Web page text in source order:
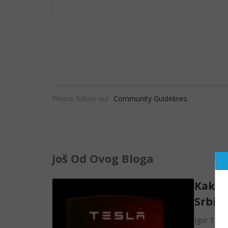
Please follow our Community Guidelines
Još Od Ovog Bloga
Kako
Srbiji
Igor